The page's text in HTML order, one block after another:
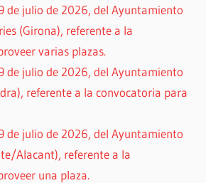
de julio de 2026, del Ayuntamiento
(Girona), referente a la
varias plazas.
de julio de 2026, del Ayuntamiento
referente a la convocatoria para
de julio de 2026, del Ayuntamiento
Alacant), referente a la
una plaza.